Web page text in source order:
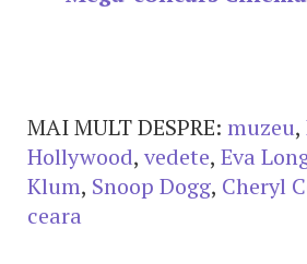
MAI MULT DESPRE: muzeu,
Hollywood, vedete, Eva
Klum, Snoop Dogg, Cheryl
ceara